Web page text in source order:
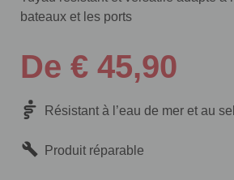
bateaux et les ports
De € 45,90
Résistant à l’eau de mer et au sel
Produit réparable